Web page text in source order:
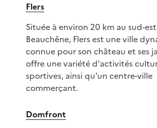
Flers
Située à environ 20 km au sud-
Beauchêne, Flers est une ville
connue pour son château et ses
offre une variété d'activités
sportives, ainsi qu'un centre-ville
commerçant.
Domfront